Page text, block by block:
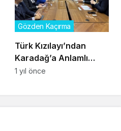
Türk Kızılayı’ndan
Karadağ’a Anlamlı
Ziyaret ve Yardım Eli
Gözden Kaçırma
1 yıl önce